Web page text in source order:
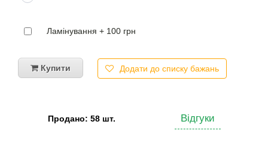
Ламінування + 100 грн
Купити Додати до списку бажань
Продано: 58 шт. Відгуки